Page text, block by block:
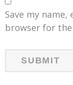
Save my
browser for